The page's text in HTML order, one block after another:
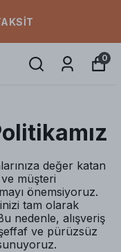
0
değer katan
müşteri
önemsiyoruz.
tam olarak
nedenle, alışveriş
ve pürüzsüz